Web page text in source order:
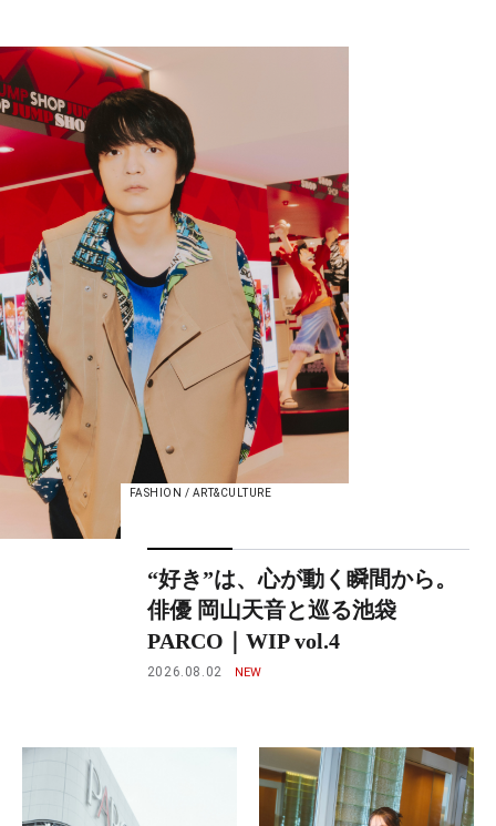
FASHION / ART&CULTURE
“好き”は、心が動く瞬間から。
俳優 岡山天音と巡る池袋
PARCO｜WIP vol.4
2026.08.02